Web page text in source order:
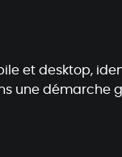
et desktop,
une démarche